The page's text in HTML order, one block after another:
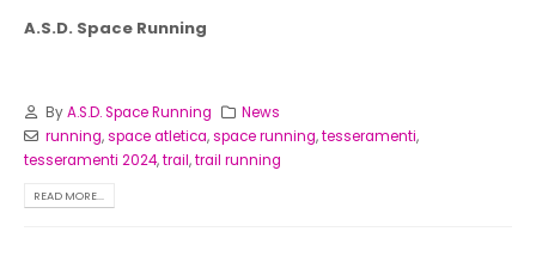
A.S.D. Space Running
ByA.S.D. Space Running
News
running,space atletica,space running,tesseramenti,
tesseramenti 2024,trail,trail running
READ MORE...